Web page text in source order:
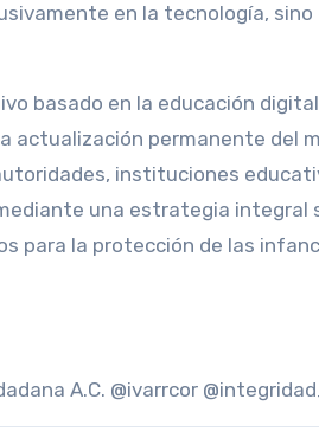
en la tecnología, sino
basado en la educación
actualización permanente del
instituciones
una estrategia integral
para la protección de las
A.C. @ivarrcor